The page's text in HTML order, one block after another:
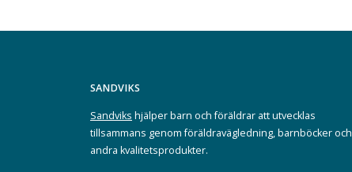
SANDVIKS
Sandviks hjälper barn och föräldrar att utvecklas
tillsammans genom föräldravägledning, barnböcker och
andra kvalitetsprodukter.